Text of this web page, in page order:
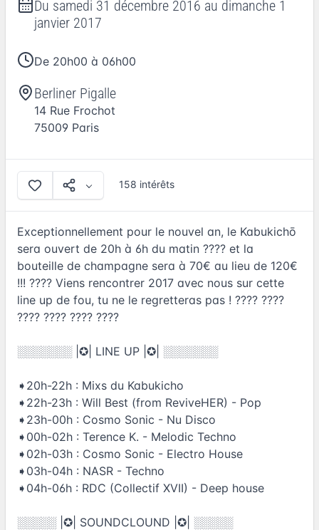
Du samedi 31 décembre 2016 au dimanche 1
janvier 2017
De 20h00 à 06h00
Berliner Pigalle
14 Rue Frochot
75009 Paris
158 intérêts
Exceptionnellement pour le nouvel an, le Kabukichō
sera ouvert de 20h à 6h du matin ???? et la
bouteille de champagne sera à 70€ au lieu de 120€
!!! ???? Viens rencontrer 2017 avec nous sur cette
line up de fou, tu ne le regretteras pas ! ???? ????
???? ???? ???? ????
░░░░░░░ |✪| LINE UP |✪| ░░░░░░░
➧20h-22h : Mixs du Kabukicho
➧22h-23h : Will Best (from ReviveHER) - Pop
➧23h-00h : Cosmo Sonic - Nu Disco
➧00h-02h : Terence K. - Melodic Techno
➧02h-03h : Cosmo Sonic - Electro House
➧03h-04h : NASR - Techno
➧04h-06h : RDC (Collectif XVII) - Deep house
░░░░░ |✪| SOUNDCLOUND |✪| ░░░░░